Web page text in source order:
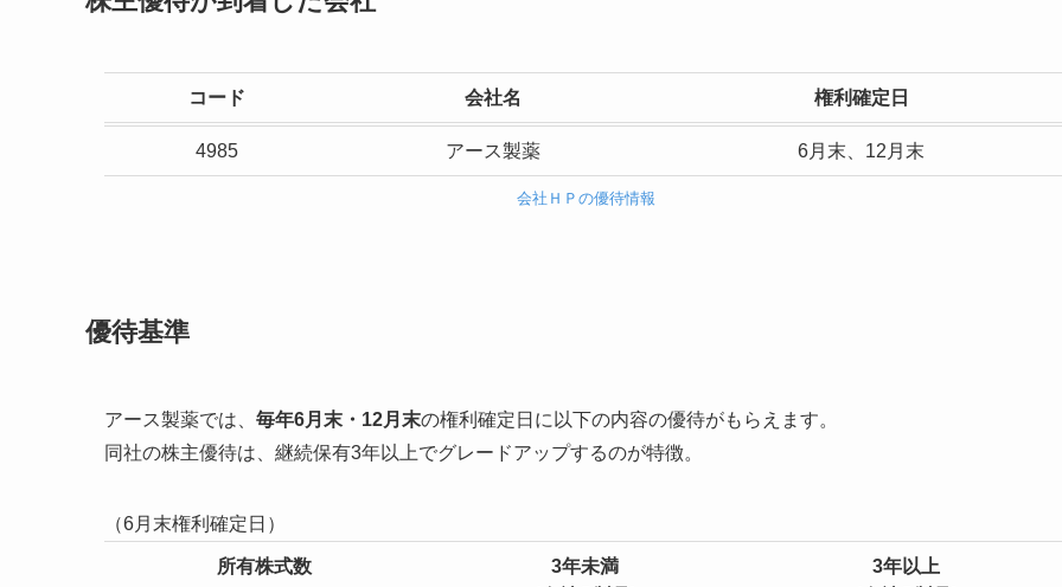
コード 会社名 権利確定日
4985 アース製薬 6月末、12月末
会社ＨＰの優待情報
優待基準
アース製薬では、 毎年6月末・12月末の権利確定日に以下の内容の優待がもらえます。
同社の株主優待は、継続保有3年以上でグレードアップするのが特徴。
（6月末権利確定日）
所有株式数
3年未満
3年以上